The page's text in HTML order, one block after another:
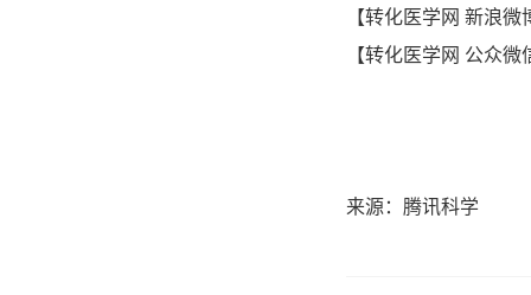
【转化医学网 新浪
【转化医学网 公众
来源：腾讯科学